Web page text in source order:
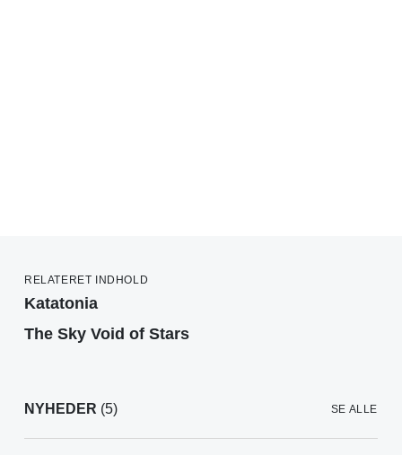
RELATERET INDHOLD
Katatonia
The Sky Void of Stars
NYHEDER (5) SE ALLE